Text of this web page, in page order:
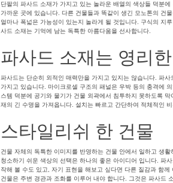
단팔의 파사드 소재가 가지고 있는 놀라운 배열의 색상들 덕분
가까운 곳에 있습니다. 다른 건물들과 똑같이 생긴 모노톤의 건
얼마나 폭넓은 가능성이 있는지 놀라게 될 것입니다. 구식의 지
사드 소재는 기억에 남는 독특한 아름다움을 선사합니다.
파사드 소재는 영리
파사드는 단순히 외적인 매력만을 가지고 있지는 않습니다. 파
가지고 있습니다. 마이크로셀 구조의 패널은 우박 등의 충격에
스템 덕분에 공기와 물기가 건물 외곽에서 침투하지 못하도록
재의 긴 수명을 가져옵니다. 설치는 빠르고 간단하여 적체적인
스타일리쉬 한 건물
건물 자체의 독특한 이미지를 반영하는 건물 안에서 일하고 생
청소하기 쉬운 색상의 선택은 하나의 좋은 아이디어 입니다. 파
작해 볼 수도 있고, 자기 표현을 해보고 싶다면 다른 질감과 함
건물은 주변 경관과 조화를 이루어 내야 합니다. 그것은 파사드